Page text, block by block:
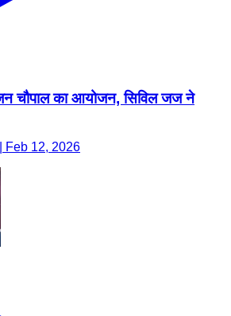
चौपाल का आयोजन, सिविल जज ने
Feb 12, 2026